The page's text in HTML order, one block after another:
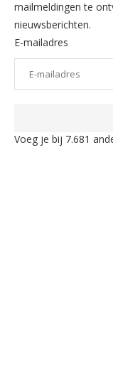
mailmeldingen te
nieuwsberichten.
E-mailadres
Voeg je bij 7.681